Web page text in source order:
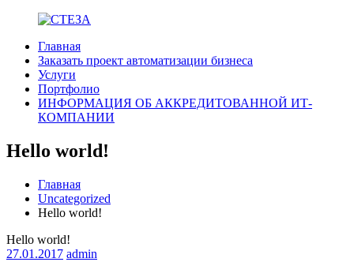
Перейти
содержимому
СТЕЗА
Комплексная
автоматизация
бизнеса.
Главная
Заказать проект автоматизации бизнеса
Услуги
Портфолио
ИНФОРМАЦИЯ ОБ АККРЕДИТОВАННОЙ ИТ-
КОМПАНИИ
Hello world!
Главная
Uncategorized
Hello world!
Hello world!
27.01.2017 admin